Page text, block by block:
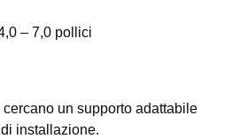
– 7,0 pollici
un supporto adattabile
installazione.